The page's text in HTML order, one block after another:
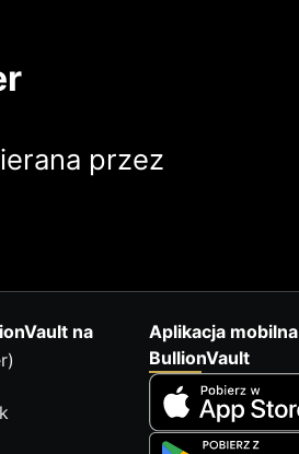
przez
na
Aplikacja mobilna
BullionVault